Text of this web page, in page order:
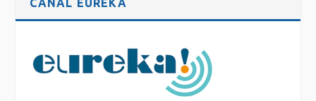
CANAL EUREKA